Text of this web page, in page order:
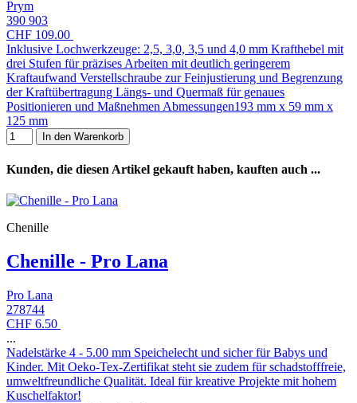
Prym
390 903
CHF 109.00
Inklusive Lochwerkzeuge: 2,5, 3,0, 3,5 und 4,0 mm Krafthebel mit
drei Stufen für präzises Arbeiten mit deutlich geringerem
Kraftaufwand Verstellschraube zur Feinjustierung und Begrenzung
der Kraftübertragung Längs- und Quermaß für genaues
Positionieren und Maßnehmen Abmessungen193 mm x 59 mm x
125 mm
In den Warenkorb
Kunden, die diesen Artikel gekauft haben, kauften auch ...
Chenille
Chenille - Pro Lana
Pro Lana
278744
CHF 6.50
...
Nadelstärke 4 - 5.00 mm Speichelecht und sicher für Babys und
Kinder. Mit Oeko-Tex-Zertifikat steht sie zudem für schadstofffreie,
umweltfreundliche Qualität. Ideal für kreative Projekte mit hohem
Kuschelfaktor!